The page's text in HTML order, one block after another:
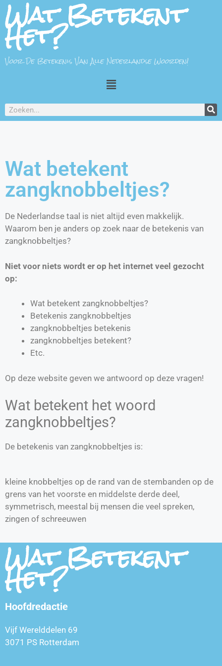
Wat Betekent
Het?
Voor De Betekenis Van Alle Nederlandse Woorden!
Wat betekent
zangknobbeltjes?
De Nederlandse taal is niet altijd even makkelijk.
Waarom ben je anders op zoek naar de betekenis van
zangknobbeltjes?
Niet voor niets wordt er op het internet veel gezocht
op:
Wat betekent zangknobbeltjes?
Betekenis zangknobbeltjes
zangknobbeltjes betekenis
zangknobbeltjes betekent?
Etc.
Op deze website geven we antwoord op deze vragen!
Wat betekent het woord
zangknobbeltjes?
De betekenis van zangknobbeltjes is:
kleine knobbeltjes op de rand van de stembanden op de
grens van het voorste en middelste derde deel,
symmetrisch, meestal bij mensen die veel spreken,
zingen of schreeuwen
Wat Betekent
Het?
Hoofdredactie
Vijf Werelddelen 69
3071 PS Rotterdam